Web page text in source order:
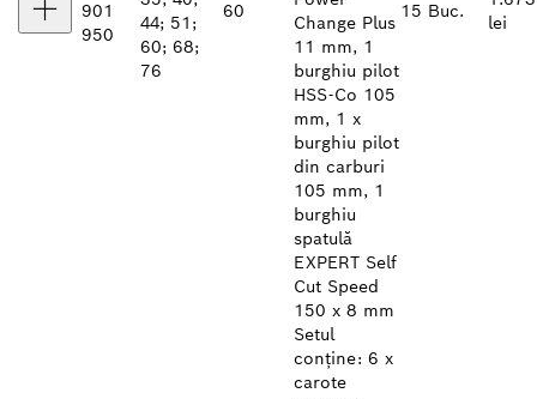
901
950
44; 51;
60; 68;
76
60
Change Plus
11 mm, 1
burghiu pilot
HSS-Co 105
mm, 1 x
burghiu pilot
din carburi
105 mm, 1
burghiu
spatulă
EXPERT Self
Cut Speed
150 x 8 mm
15 Buc.
lei
Setul
conține: 6 x
carote